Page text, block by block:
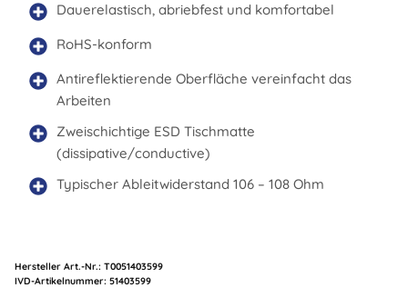
Dauerelastisch, abriebfest und komfortabel
RoHS-konform
Antireflektierende Oberfläche vereinfacht das
Arbeiten
Zweischichtige ESD Tischmatte
(dissipative/conductive)
Typischer Ableitwiderstand 106 – 108 Ohm
Hersteller Art.-Nr.: T0051403599
Artikelnummer: 51403599